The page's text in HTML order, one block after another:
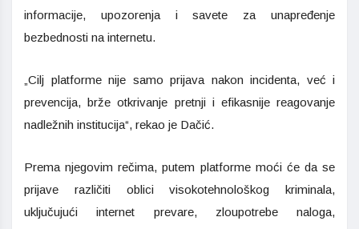
informacije, upozorenja i savete za unapređenje
bezbednosti na internetu.
„Cilj platforme nije samo prijava nakon incidenta, već i
prevencija, brže otkrivanje pretnji i efikasnije reagovanje
nadležnih institucija“, rekao je Dačić.
Prema njegovim rečima, putem platforme moći će da se
prijave različiti oblici visokotehnološkog kriminala,
uključujući internet prevare, zloupotrebe naloga,